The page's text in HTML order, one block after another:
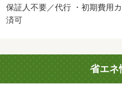
シャワー付洗面台／ＴＶイン
洗濯置／シューズボックス／シ
ター／照明付／ウォークイン
Ｓ／ネット使用料不要／浄水
間換気システム／複層ガラス
保証人不要／代行 ・初期費用
済可
省エネ